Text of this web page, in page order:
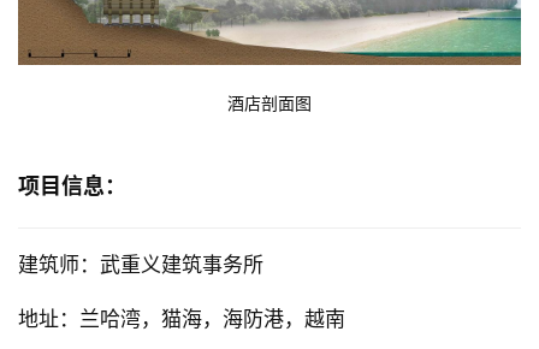
酒店剖面图
项目信息：
建筑师：武重义建筑事务所
地址：兰哈湾，猫海，海防港，越南